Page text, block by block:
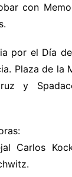
con
por el Día
Plaza de la
y
Carlos